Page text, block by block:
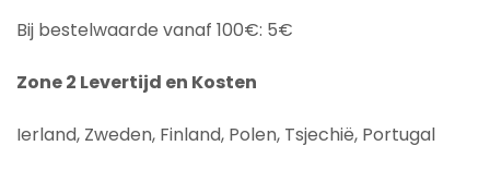
Bij bestelwaarde vanaf 100€: 5€
Zone 2 Levertijd en Kosten
Ierland, Zweden, Finland, Polen, Tsjechië, Portugal